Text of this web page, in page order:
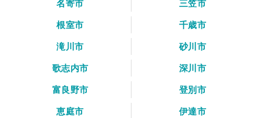
名寄市
三笠市
根室市
千歳市
滝川市
砂川市
歌志内市
深川市
富良野市
登別市
恵庭市
伊達市